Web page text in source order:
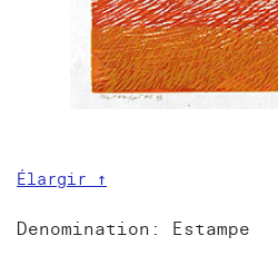
Élargir ↑
Denomination: Estampe